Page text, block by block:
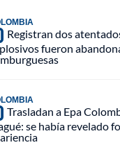
Registran dos
fueron
Trasladan a Epa
se había revelado